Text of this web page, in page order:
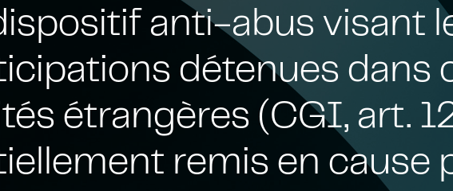
anti-abus visant
détenues dans
étrangères (CGI, art.
remis en cause